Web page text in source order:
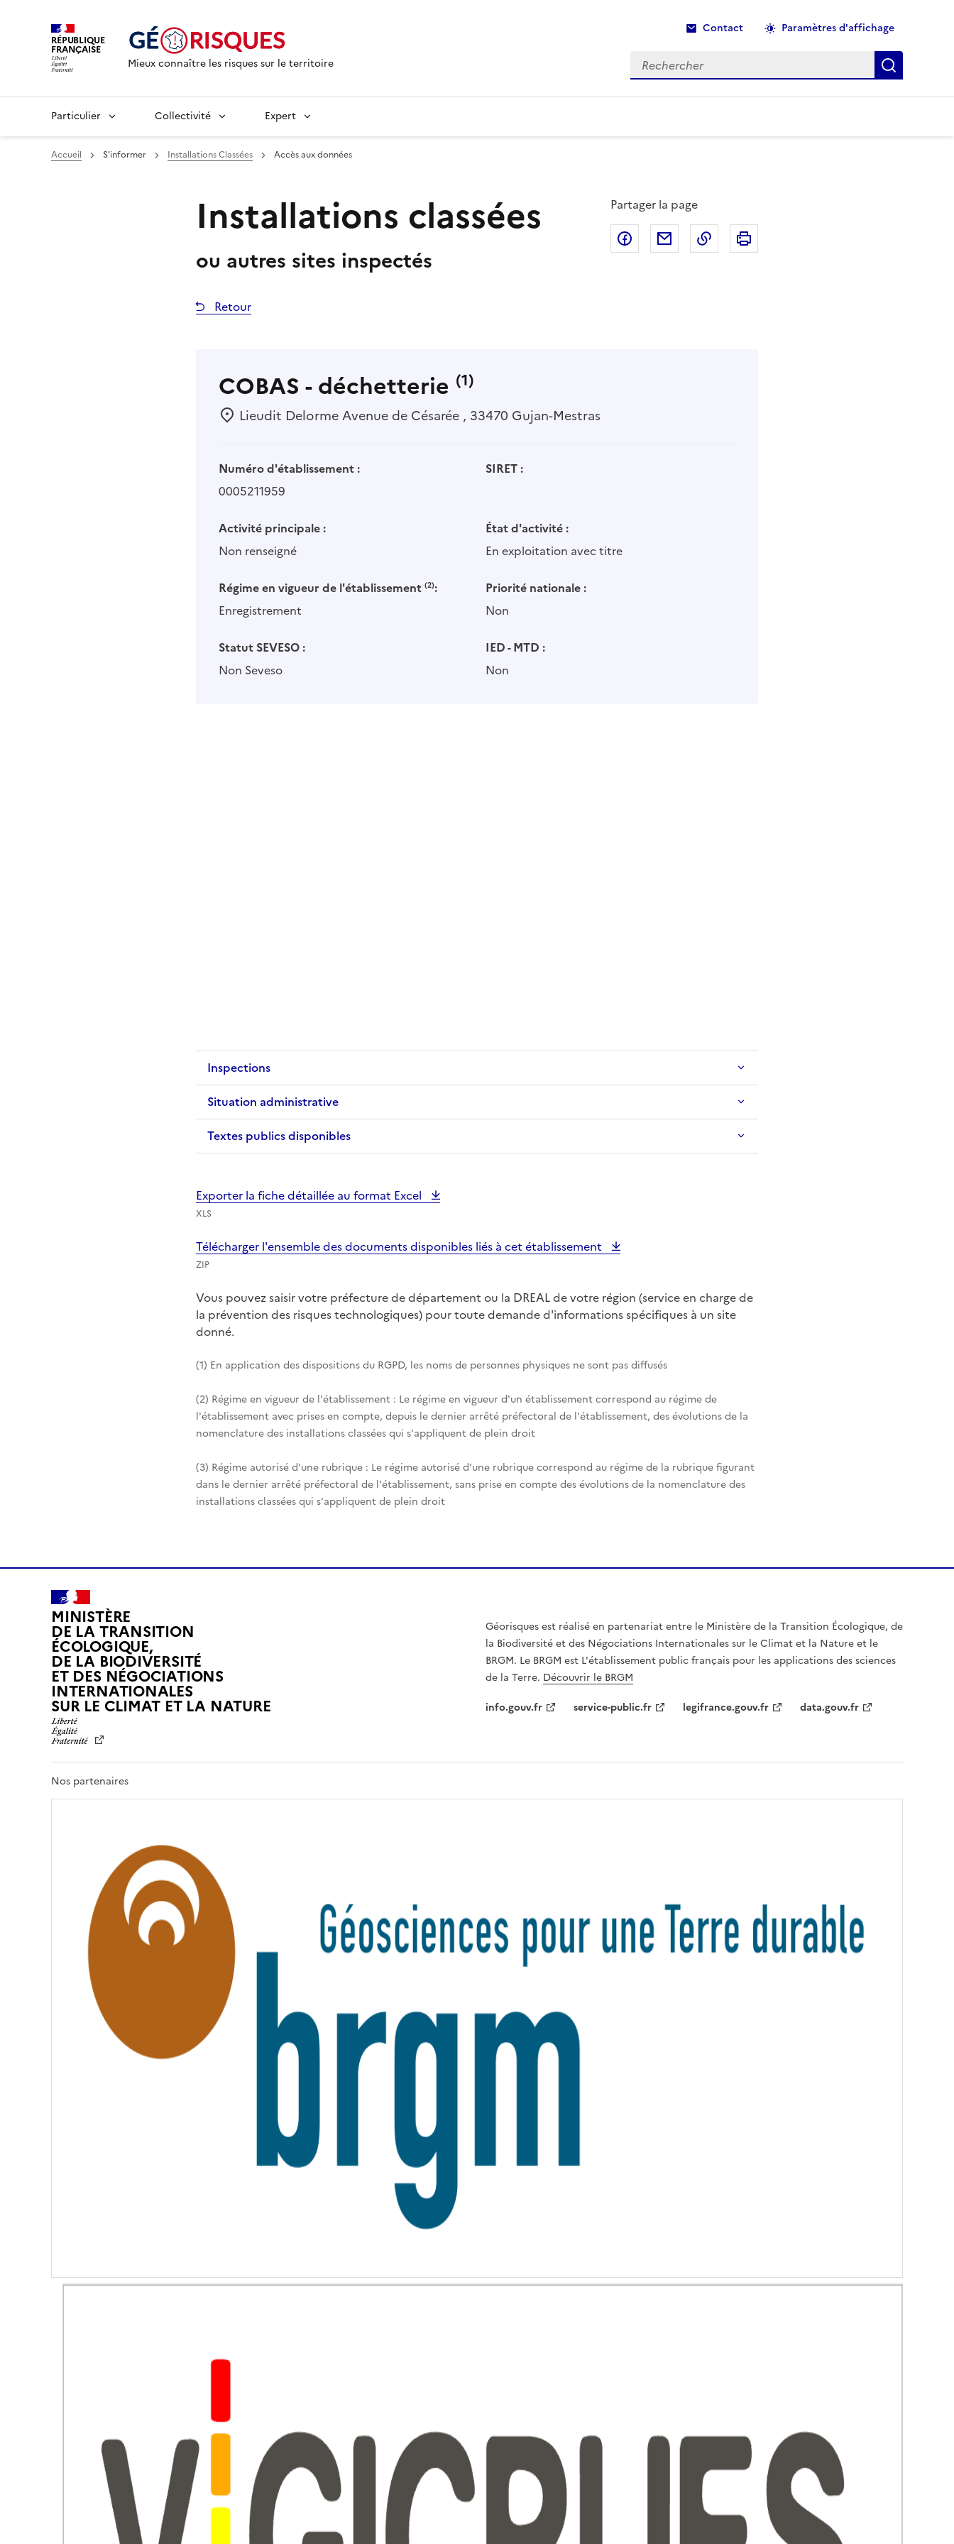
RÉPUBLIQUE
FRANÇAISE
Mieux connaître les risques sur le territoire
Contact Paramètres d'affichage
Rechercher
Recherche
Particulier Collectivité Expert
Accueil S'informer Installations Classées Accès aux données
Installations classées
ou autres sites inspectés
Partager la page
Partager sur Facebook
Partager par emailCopier dans le presse-papier
Retour
COBAS - déchetterie (1)
Lieudit Delorme Avenue de Césarée , 33470 Gujan-Mestras
Numéro d'établissement :
0005211959
SIRET :
Activité principale :
Non renseigné
État d'activité :
En exploitation avec titre
Régime en vigueur de l'établissement (2):
Enregistrement
Priorité nationale :
Non
Statut SEVESO :
Non Seveso
IED - MTD :
Non
Inspections
Situation administrative
Textes publics disponibles
Exporter la fiche détaillée au format Excel
XLS
Télécharger l'ensemble des documents disponibles liés à cet établissement
ZIP
Vous pouvez saisir votre préfecture de département ou la DREAL de votre région (service en charge de
la prévention des risques technologiques) pour toute demande d'informations spécifiques à un site
donné.
(1) En application des dispositions du RGPD, les noms de personnes physiques ne sont pas diffusés
(2) Régime en vigueur de l'établissement : Le régime en vigueur d'un établissement correspond au régime de
l'établissement avec prises en compte, depuis le dernier arrêté préfectoral de l'établissement, des évolutions de la
nomenclature des installations classées qui s'appliquent de plein droit
(3) Régime autorisé d'une rubrique : Le régime autorisé d'une rubrique correspond au régime de la rubrique figurant
dans le dernier arrêté préfectoral de l'établissement, sans prise en compte des évolutions de la nomenclature des
installations classées qui s'appliquent de plein droit
MINISTÈRE
DE LA TRANSITION
ÉCOLOGIQUE,
DE LA BIODIVERSITÉ
ET DES NÉGOCIATIONS
INTERNATIONALES
SUR LE CLIMAT ET LA NATUREL
R
É
R
R
N
T
Géorisques est réalisé en partenariat entre le Ministère de la Transition Écologique, de
la Biodiversité et des Négociations Internationales sur le Climat et la Nature et le
BRGM. Le BRGM est L'établissement public français pour les applications des sciences
de la Terre. Découvrir le BRGM
info.gouv.fr
service-public.fr legifrance.gouv.fr data.gouv.fr
Nos partenaires